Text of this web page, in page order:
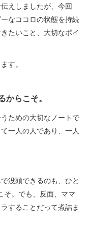
えしましたが、今回
なココロの状態を持続
たいこと、大切なポイ
す。
からこそ。
ための大切なノートで
一人の人であり、一人
没頭できるのも、ひと
そ。でも、反面、ママ
することだって煮詰ま